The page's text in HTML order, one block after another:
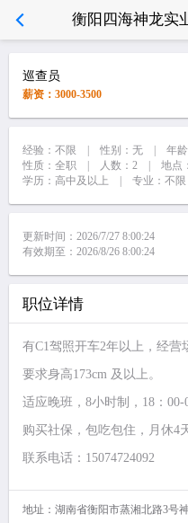
衡阳四海神龙实
巡查员
薪资：3000-3500
经验：不限 | 性别：无 | 年龄
性质：全职 | 人数：2 | 地点
学历：高中及以上 | 专业：不限
更新时间：2026/7/27 8:00:24
有效期至：2026/8/26 8:00:24
职位详情
有C1驾照开车2年以上，经营
要求身高173cm 及以上。
适应晚班，8小时制，18：00-
购买社保，包吃包住，月休4
联系电话：15074724092
地址：湖南省衡阳市蒸湘北路3号